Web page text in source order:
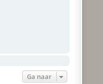
Ga naar